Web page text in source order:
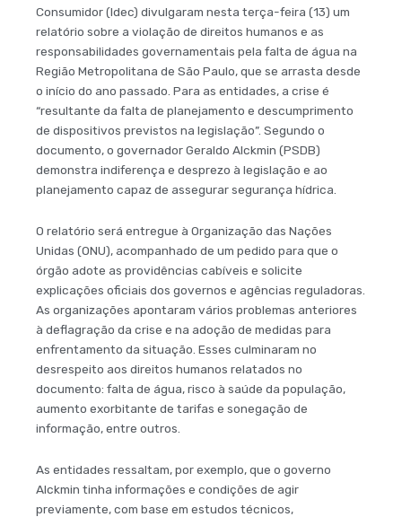
Consumidor (Idec) divulgaram nesta terça-feira (13) um
relatório sobre a violação de direitos humanos e as
responsabilidades governamentais pela falta de água na
Região Metropolitana de São Paulo, que se arrasta desde
o início do ano passado. Para as entidades, a crise é
“resultante da falta de planejamento e descumprimento
de dispositivos previstos na legislação”. Segundo o
documento, o governador Geraldo Alckmin (PSDB)
demonstra indiferença e desprezo à legislação e ao
planejamento capaz de assegurar segurança hídrica.
O relatório será entregue à Organização das Nações
Unidas (ONU), acompanhado de um pedido para que o
órgão adote as providências cabíveis e solicite
explicações oficiais dos governos e agências reguladoras.
As organizações apontaram vários problemas anteriores
à deflagração da crise e na adoção de medidas para
enfrentamento da situação. Esses culminaram no
desrespeito aos direitos humanos relatados no
documento: falta de água, risco à saúde da população,
aumento exorbitante de tarifas e sonegação de
informação, entre outros.
As entidades ressaltam, por exemplo, que o governo
Alckmin tinha informações e condições de agir
previamente, com base em estudos técnicos,